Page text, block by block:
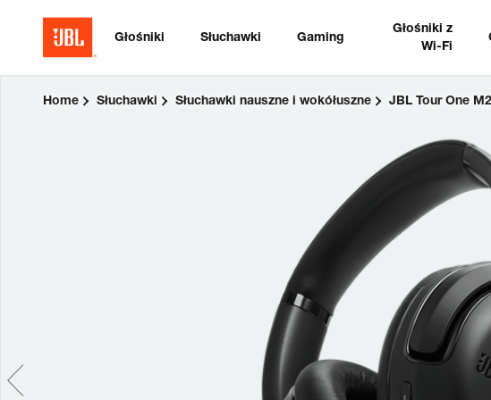
Głośniki Słuchawki Gaming
Głośniki z
Wi-Fi
Home Słuchawki Słuchawki nauszne i wokółuszne JBL Tour One M2